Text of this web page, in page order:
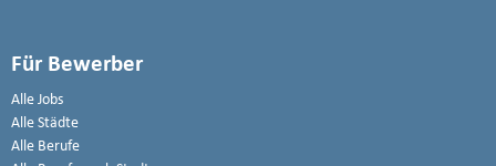
Für Bewerber
Alle Jobs
Alle Städte
Alle Berufe